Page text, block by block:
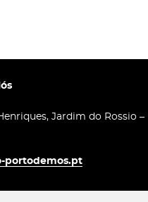
Jardim do Rossio
portodemos.pt